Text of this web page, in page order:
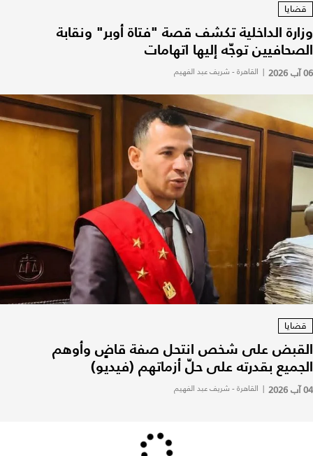
قضايا
وزارة الداخلية تكشف قصة "فتاة أوبر" ونقابة
الصحافيين توجّه إليها اتهامات
06 آب 2026 | القاهرة - شريف عبد الفهيم
قضايا
القبض على شخص انتحل صفة قاضٍ وأوهم
الجميع بقدرته على حلّ أزماتهم (فيديو)
04 آب 2026 | القاهرة - شريف عبد الفهيم